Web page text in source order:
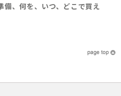
備、何を、いつ、どこで買え